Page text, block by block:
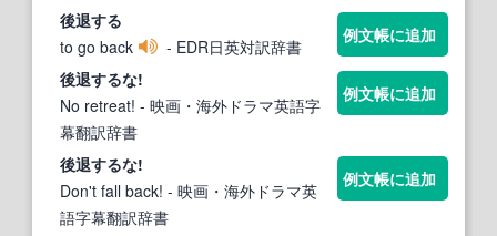
後退する
to go back
- EDR日英対訳辞書
例文帳に追加
後退するな!
No retreat! - 映画・海外ドラマ英語字
幕翻訳辞書
例文帳に追加
後退するな!
Don't fall back! - 映画・海外ドラマ英
語字幕翻訳辞書
例文帳に追加